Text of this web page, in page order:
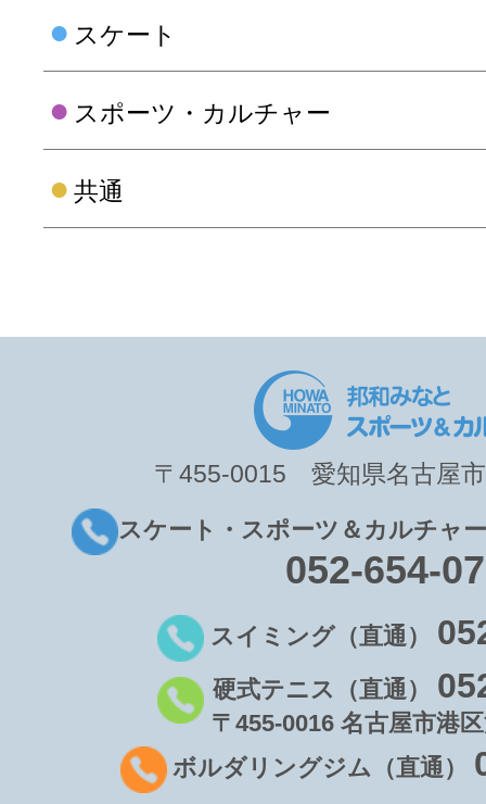
〒455-0015 愛知県名古屋
スケート・スポーツ＆カルチャ
052-654-
スイミング（直通）
硬式テニス（直通）
〒455-0016 名古屋市港
ボルダリングジム（直通）